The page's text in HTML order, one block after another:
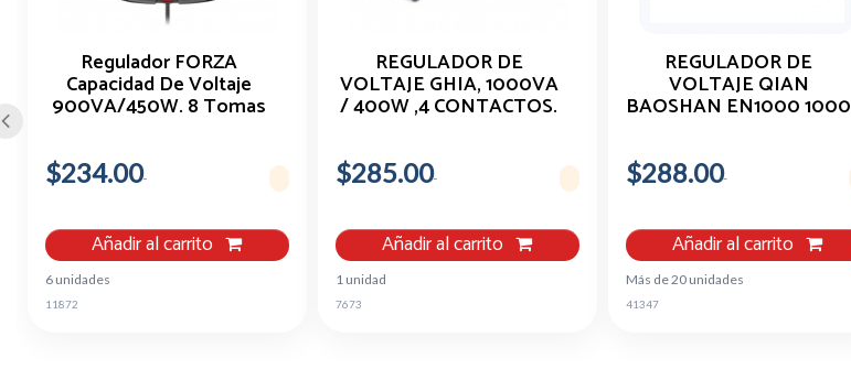
Regulador FORZA
Capacidad De Voltaje
900VA/450W. 8 Tomas
$234.00
Añadir al carrito
6 unidades
11872
REGULADOR DE
VOLTAJE GHIA, 1000VA
/ 400W ,4 CONTACTOS.
$285.00
Añadir al carrito
1 unidad
7673
REGULADOR DE
VOLTAJE QIAN
BAOSHAN EN1000 1000
$288.00
Añadir al carrito
Más de 20 unidades
41347